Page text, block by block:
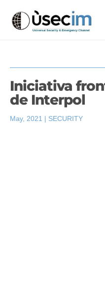
Iniciativa
de Interpol
May, 2021 | SECURITY